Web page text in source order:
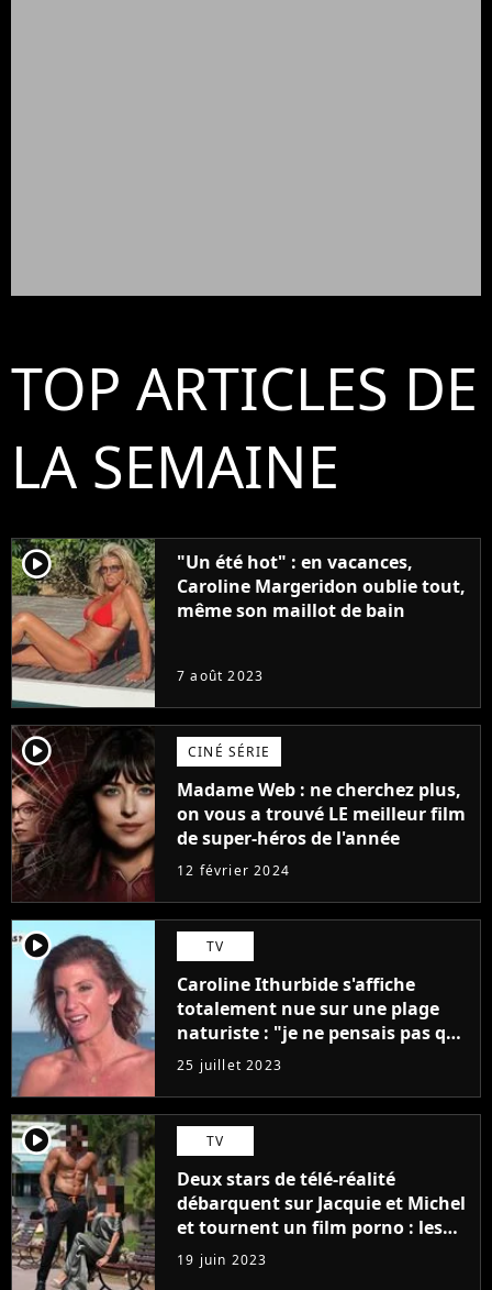
TOP ARTICLES DE
LA SEMAINE
player2
"Un été hot" : en vacances,
Caroline Margeridon oublie tout,
même son maillot de bain
7 août 2023
player2 CINÉ SÉRIE
Madame Web : ne cherchez plus,
on vous a trouvé LE meilleur film
de super-héros de l'année
12 février 2024
player2 TV
Caroline Ithurbide s'affiche
totalement nue sur une plage
naturiste : "je ne pensais pas que
j'arriverais à le faire..."
25 juillet 2023
player2 TV
Deux stars de télé-réalité
débarquent sur Jacquie et Michel
et tournent un film porno : les
premières images du tournage
(exclu)
19 juin 2023